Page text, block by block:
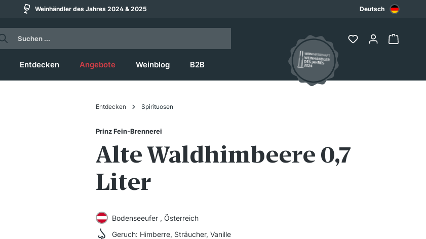
Weinhändler des Jahres 2024 & 2025 Deutsch
Entdecken Angebote Weinblog B2B
Entdecken Spirituosen
Prinz Fein-Brennerei
Alte Waldhimbeere 0,7
Liter
Bodenseeufer , Österreich
Geruch: Himberre, Sträucher, Vanille